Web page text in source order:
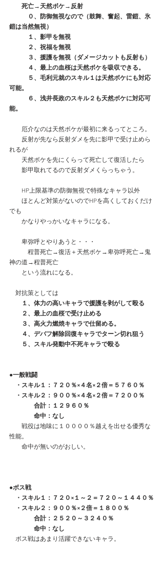
死亡→天然ボケ→反射
０、防御無視なので（鼓舞、奮起、雷鎧、氷
鎧は当然無視）
１、影甲を無視
２、祝福を無視
３、援護を無視（ダメージカットも反射も）
４、最上の血桜は天然ボケを吸収できる。
５、毛利元就のスキル１は天然ボケにも対応
可能。
６、浅井長政のスキル２も天然ボケに対応可
能。
厄介なのは天然ボケが最初に来るってところ。
反射が先なら反射ダメを先に影甲で受け止めら
れるが
天然ボケを先にくらって死亡して復活したら
影甲取れてるので反射ダメくらっちゃう。
HP上限基準の防御無視で特殊なキャラ以外
ほとんど対策がないのでHPを高くしておくだけ
でも
かなりやっかいなキャラになる。
卑弥呼とやりあうと・・・
程普死亡→復活＋天然ボケ→卑弥呼死亡→鬼
神の道→程普死亡
という流れになる。
対抗策としては
１、体力の高いキャラで援護を剥がして殴る
２、最上の血桜で受け止める
３、高火力燃焼キャラで仕留める。
４、デバフ解除回復キャラでターン切れ狙う
５、スキル発動中不死キャラで殴る
●一般戦闘
・スキル１：７２０％×４名×２倍＝５７６０％
・スキル２：９００％×４名×２倍＝７２００％
合計：１２９６０％
命中：なし
戦役は地味に１００００％越えを出せる優秀な
性能。
命中が無いのがおしい。
●ボス戦
・スキル１：７２０×１～２＝７２０～１４４０％
・スキル２：９００％×２倍＝１８００％
合計：２５２０～３２４０％
命中：なし
ボス戦はあまり活躍できないキャラ。